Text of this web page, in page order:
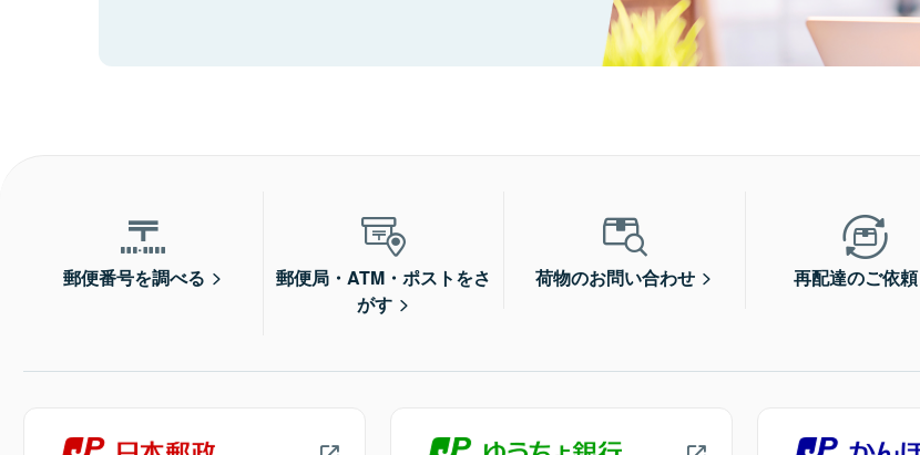
郵便番号を調べる
郵便局・ATM・ポストをさ
がす
荷物のお問い合わせ 再配達のご依頼